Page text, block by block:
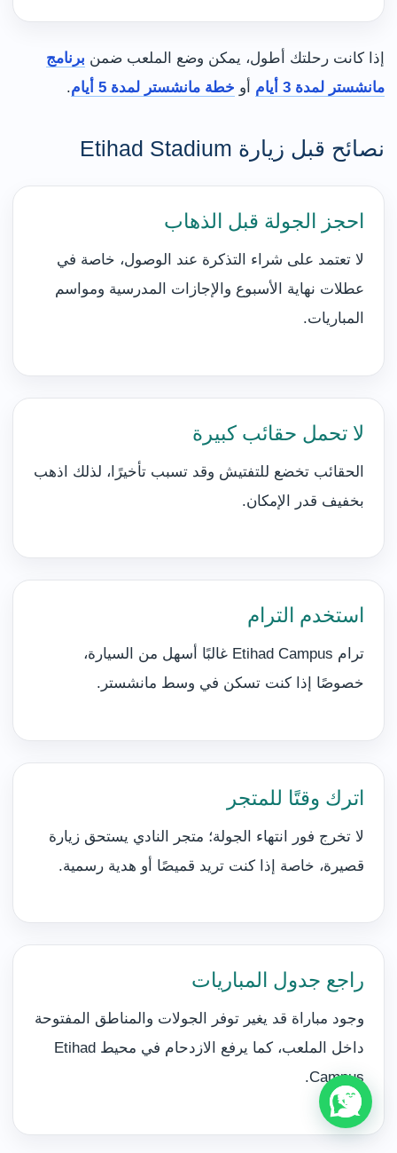
إذا كانت رحلتك أطول، يمكن وضع الملعب ضمن برنامج
مانشستر لمدة 3 أيام
أو خطة مانشستر لمدة 5 أيام .
نصائح قبل زيارة Etihad Stadium
احجز الجولة قبل الذهاب
لا تعتمد على شراء التذكرة عند الوصول، خاصة في
عطلات نهاية الأسبوع والإجازات المدرسية ومواسم
المباريات.
لا تحمل حقائب كبيرة
الحقائب تخضع للتفتيش وقد تسبب تأخيرًا، لذلك اذهب
بخفيف قدر الإمكان.
استخدم الترام
ترام Etihad Campus غالبًا أسهل من السيارة،
خصوصًا إذا كنت تسكن في وسط مانشستر.
اترك وقتًا للمتجر
لا تخرج فور انتهاء الجولة؛ متجر النادي يستحق زيارة
قصيرة، خاصة إذا كنت تريد قميصًا أو هدية رسمية.
راجع جدول المباريات
وجود مباراة قد يغير توفر الجولات والمناطق المفتوحة
داخل الملعب، كما يرفع الازدحام في محيط Etihad
Campus.